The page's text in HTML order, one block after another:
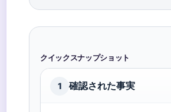
クイックスナップショット
1 確認された事実